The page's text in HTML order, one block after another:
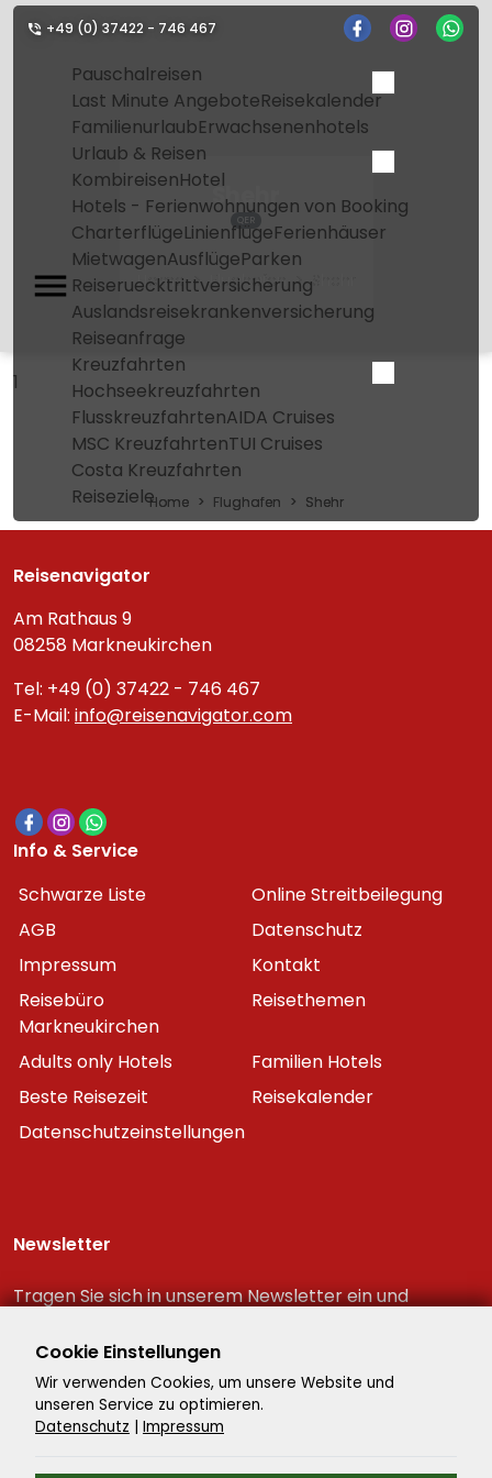
+49 (0) 37422 - 746 467
Pauschalreisen
Last Minute AngeboteReisekalender
FamilienurlaubErwachsenenhotels
Urlaub & Reisen
KombireisenHotel
Hotels - Ferienwohnungen von Booking
CharterflügeLinienflügeFerienhäuser
MietwagenAusflügeParken
Reiseruecktrittversicherung
Auslandsreisekrankenversicherung
Reiseanfrage
Kreuzfahrten
Hochseekreuzfahrten
FlusskreuzfahrtenAIDA Cruises
MSC KreuzfahrtenTUI Cruises
Costa Kreuzfahrten
Reiseziele
Shehr
QER
Home Flughafen Shehr
1
Home Flughafen Shehr
Reisenavigator
Am Rathaus 9
08258 Markneukirchen
Tel: +49 (0) 37422 - 746 467
E-Mail: info@reisenavigator.com
Info & Service
Schwarze Liste
Online Streitbeilegung
AGB
Datenschutz
Impressum
Kontakt
Reisebüro
Markneukirchen
Reisethemen
Adults only Hotels
Familien Hotels
Beste Reisezeit
Reisekalender
Datenschutzeinstellungen
Newsletter
Tragen Sie sich in unserem Newsletter ein und
Reiseschnäppchen!
Cookie Einstellungen
Wir verwenden Cookies, um unsere Website und
unseren Service zu optimieren.
Datenschutz | Impressum